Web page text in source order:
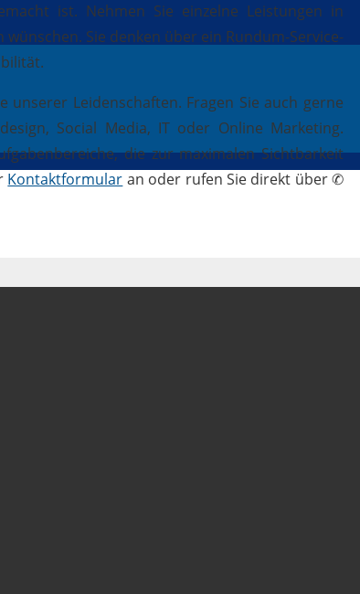
ist. Nehmen Sie einzelne Leistungen in
Sie denken über ein Rundum-Service-
unserer Leidenschaften. Fragen Sie auch gerne
Social Media, IT oder Online Marketing.
die zur maximalen Sichtbarkeit
Kontaktformular an oder rufen Sie direkt über ✆